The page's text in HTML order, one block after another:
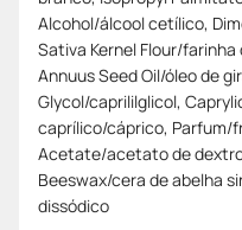
Alcohol/álcool cetílico,
Sativa Kernel Flour/
Annuus Seed Oil/óleo de
Glycol/caprililglicol,
caprílico/cáprico, Parfum/
Acetate/acetato de
Beeswax/cera de abelha
dissódico